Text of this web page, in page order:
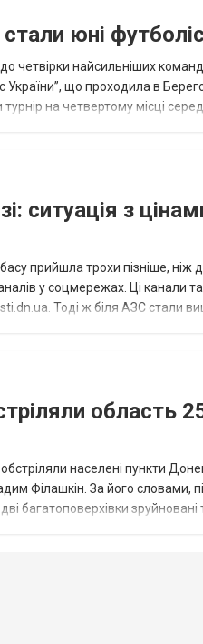
юні
найсильніших
України”, що проходила в
на четвертому місці
ситуація з
прийшла трохи пізніше, ніж
у соцмережах. Ці канали
Тоді ж біля АЗС стали
область
населені пункти
Філашкін. За його словами,
багатоповерхівки